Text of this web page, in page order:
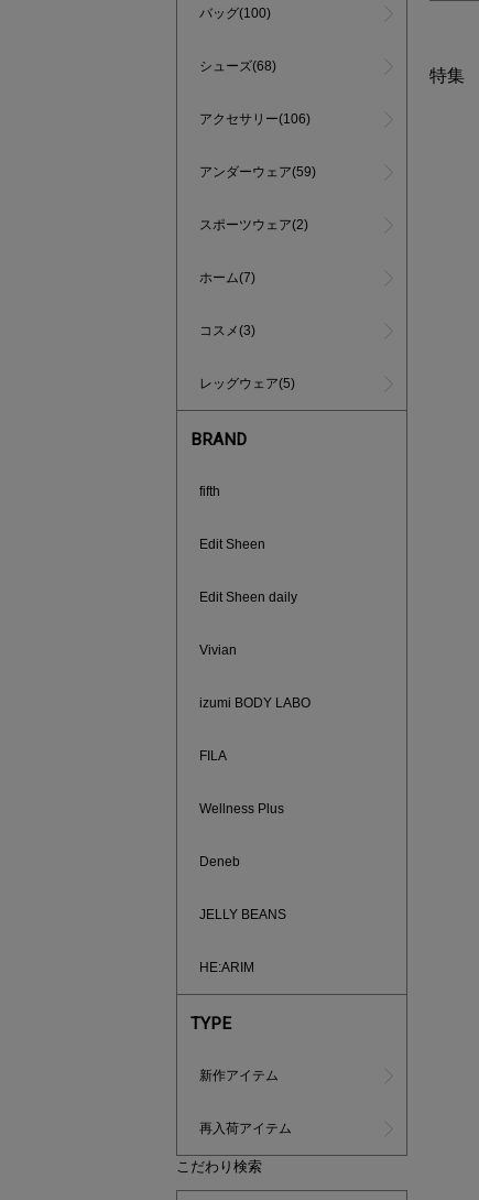
バッグ(100)
シューズ(68)
アクセサリー(106)
アンダーウェア(59)
スポーツウェア(2)
ホーム(7)
コスメ(3)
レッグウェア(5)
BRAND
fifth
Edit Sheen
Edit Sheen daily
Vivian
izumi BODY LABO
FILA
Wellness Plus
Deneb
JELLY BEANS
HE:ARIM
TYPE
新作アイテム
再入荷アイテム
こだわり検索
特集